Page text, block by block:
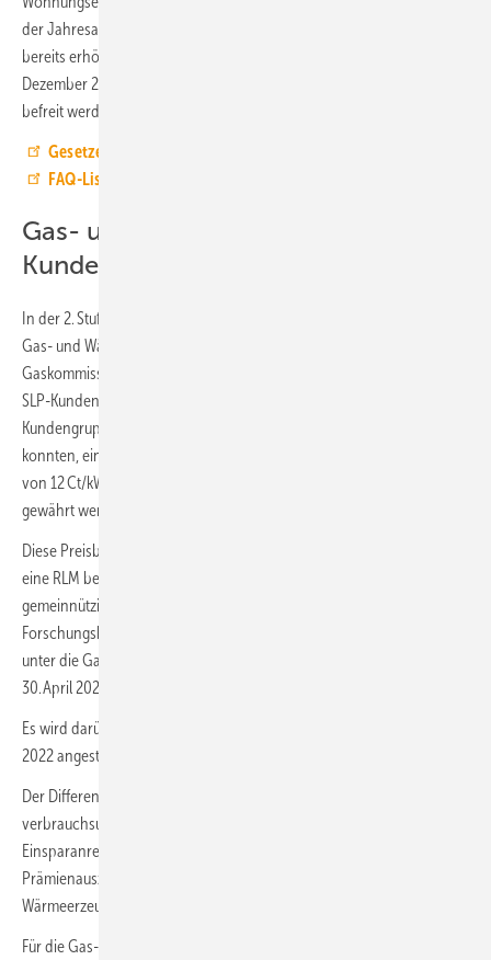
der Jahresabrechnung für 2022. Mieter, die seit dem Frühjahr 2022
bereits erhöhte Betriebskostenvorauszahlungen leisten, sollen im
Dezember 2022 von der Pflicht zur Leistung des Erhöhungsbetrages
befreit werden.
Gesetzentwurf für die Soforthilfe Dezember 2022
FAQ-Liste für die Soforthilfe Dezember 2022
Gas- und Wärmepreisbremse SLP-
Kunden (insb. Haushalte und KMU)
In der 2. Stufe soll die Entlastung von Haushalten und KMU bei ihren
Gas- und Wärmekosten anhand der Empfehlungen der
Gaskommission erfolgen. Ab 01. März 2023 bis zum 30. April 2024 soll
SLP-Kunden (mit Ausnahmen und Erweiterungen entlang der
Kundengruppe), die auch von der Soforthilfe Gebrauch machen
konnten, eine Entlastung mittels eines garantierten Gas-Bruttopreises
von 12 Ct/kWh für 80 % der prognostizierten Jahresverbrauchs
gewährt werden; bei Fernwärme von 9,5 Ct/kWh.
Diese Preisbremse soll auch für Wohneinheiten gelten, die Gas über
eine RLM beziehen. Auch staatliche, staatlich anerkannte oder
gemeinnützige Einrichtungen des Bildungs-, Wissenschafts- und
Forschungsbereichs mit einem Verbrauch unter 1,5 GWh/a sollen
unter die Gas- und Wärmepreisbremse ab dem 01. März 2023 bis zum
30. April 2024 fallen.
Es wird darüber hinaus eine rückwirkende Entlastung zum 1. Februar
2022 angestrebt.
Der Differenzbetrag zum Vertragspreis soll als
verbrauchsunabhängige Prämie ausgezahlt werden. Der
Einsparanreiz bleibe damit vollständig erhalten. Bei Fernwärme gilt die
Prämienauszahlung unabhängig vom Gasanteil an der
Wärmeerzeugung.
Für die Gas- und Wärmepreisbremse vom 01. Januar 2023 bis zum